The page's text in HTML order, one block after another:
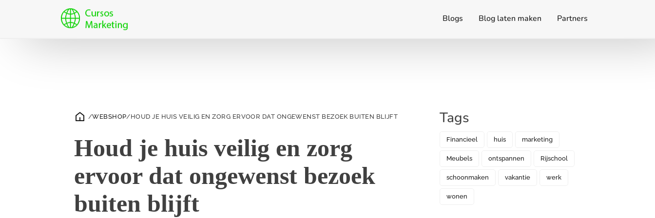
Blogs Blog laten maken Partners
/WEBSHOP/HOUD JE HUIS VEILIG EN ZORG ERVOOR DAT ONGEWENST BEZOEK BUITEN BLIJFT
Houd je huis veilig en zorg
ervoor dat ongewenst bezoek
buiten blijft
Tags
Financieel huis marketing
Meubels ontspannen Rijschool
schoonmaken vakantie werk
wonen